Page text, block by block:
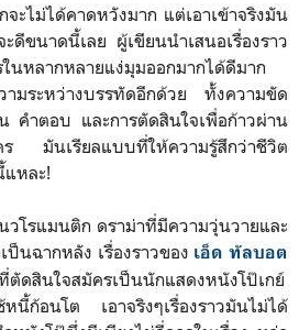
จะไม่ได้คาดหวังมาก แต่เอาเข้าจริงมัน
ดีขนาดนี้เลย ผู้เขียนนำเสนอเรื่องราว
นหลากหลายแง่มุมออกมากได้ดีมาก
ามระหว่างบรรทัดอีกด้วย ทั้งความขัด
คำตอบ และการตัดสินใจเพื่อก้าวผ่าน
คร มันเรียลแบบที่ให้ความรู้สึกว่าชีวิต
หละ!
วโรแมนติก ดราม่าที่มีความวุ่นวายและ
นฉากหลัง เรื่องราวของ เอ็ด ทัลบอต
ตัดสินใจสมัครเป็นนักแสดงหนังโป๊เกย์
หนี้ก้อนโต เอาจริงๆเรื่องราวมันไม่ได้